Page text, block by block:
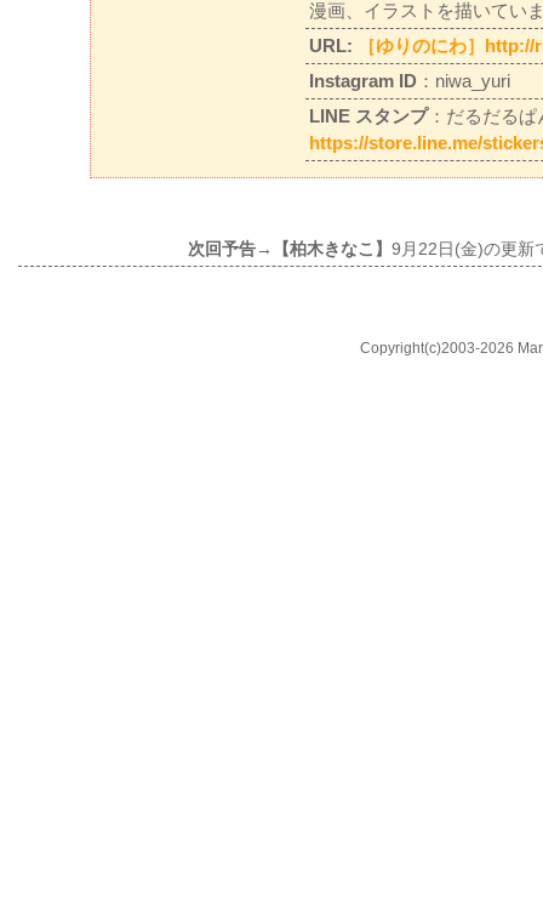
漫画、イラストを描いてい
URL:
［ゆりのにわ］
Instagram ID ：niwa_yuri
LINE スタンプ：だるだるぱ
https://store.line.me/
次回予告→【柏木きなこ】 9月22日(金)の更新